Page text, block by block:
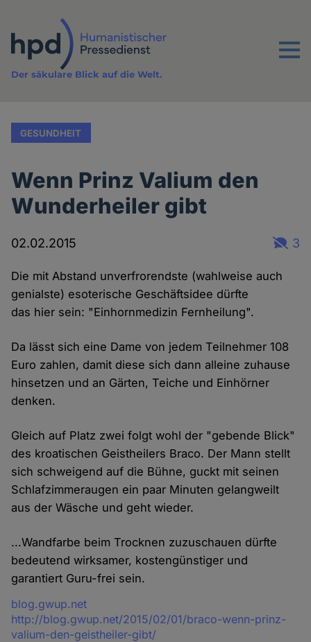
Inhalt
Menu
Der säkulare Blick auf die Welt.
GESUNDHEIT
Wenn Prinz Valium den
Wunderheiler gibt
02.02.2015 3
Die mit Abstand unverfrorendste (wahlweise auch
genialste) esoterische Geschäftsidee dürfte
das hier sein: "Einhornmedizin Fernheilung".
Da lässt sich eine Dame von jedem Teilnehmer 108
Euro zahlen, damit diese sich dann alleine zuhause
hinsetzen und an Gärten, Teiche und Einhörner
denken.
Gleich auf Platz zwei folgt wohl der "gebende Blick"
des kroatischen Geistheilers Braco. Der Mann stellt
sich schweigend auf die Bühne, guckt mit seinen
Schlafzimmeraugen ein paar Minuten gelangweilt
aus der Wäsche und geht wieder.
...Wandfarbe beim Trocknen zuzuschauen dürfte
bedeutend wirksamer, kostengünstiger und
garantiert Guru-frei sein.
Quelle
blog.gwup.net
http://blog.gwup.net/2015/02/01/braco-wenn-prinz-
valium-den-geistheiler-gibt/